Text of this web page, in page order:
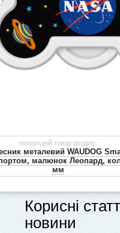
попередній товар розділу:
металевий WAUDOG
малюнок Леопард,
мм
Корисні
новини